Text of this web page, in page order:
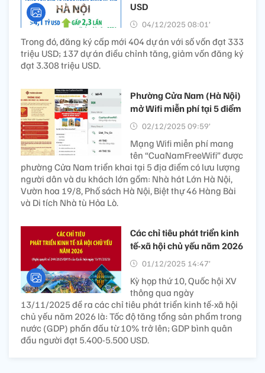
USD
04/12/2025 08:01’
Trong đó, đăng ký cấp mới 404 dự án với số vốn đạt 333
triệu USD; 137 dự án điều chỉnh tăng, giảm vốn đăng ký
đạt 3.308 triệu USD.
Phường Cửa Nam (Hà Nội)
mở Wifi miễn phí tại 5 điểm
02/12/2025 09:59’
Mạng Wifi miễn phí mang
tên “CuaNamFreeWifi” được
phường Cửa Nam triển khai tại 5 địa điểm có lưu lượng
người dân và du khách lớn gồm: Nhà hát Lớn Hà Nội,
Vườn hoa 19/8, Phố sách Hà Nội, Biệt thự 46 Hàng Bài
và Di tích Nhà tù Hỏa Lò.
Các chỉ tiêu phát triển kinh
tế-xã hội chủ yếu năm 2026
01/12/2025 14:47’
Kỳ họp thứ 10, Quốc hội XV
thông qua ngày
13/11/2025 đề ra các chỉ tiêu phát triển kinh tế-xã hội
chủ yếu năm 2026 là: Tốc độ tăng tổng sản phẩm trong
nước (GDP) phấn đấu từ 10% trở lên; GDP bình quân
đầu người đạt 5.400-5.500 USD.